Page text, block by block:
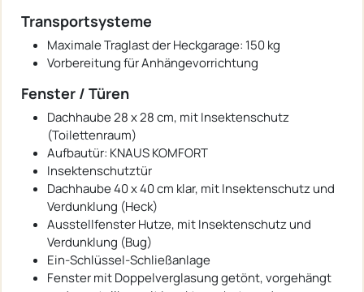
Transportsysteme
Maximale Traglast der Heckgarage: 150 kg
Vorbereitung für Anhängevorrichtung
Fenster / Türen
Dachhaube 28 x 28 cm, mit Insektenschutz
(Toilettenraum)
Aufbautür: KNAUS KOMFORT
Insektenschutztür
Dachhaube 40 x 40 cm klar, mit Insektenschutz und
Verdunklung (Heck)
Ausstellfenster Hutze, mit Insektenschutz und
Verdunklung (Bug)
Ein-Schlüssel-Schließanlage
Fenster mit Doppelverglasung getönt, vorgehängt